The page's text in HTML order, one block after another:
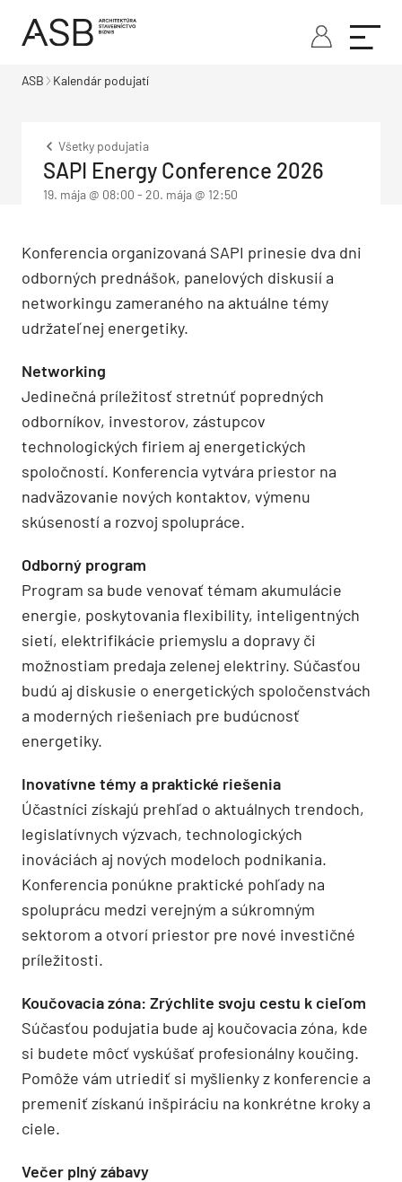
ASB Kalendár podujatí
Všetky podujatia
SAPI Energy Conference 2026
19. mája @ 08:00 - 20. mája @ 12:50
Konferencia organizovaná SAPI prinesie dva dni
odborných prednášok, panelových diskusií a
networkingu zameraného na aktuálne témy
udržateľnej energetiky.
Networking
Jedinečná príležitosť stretnúť popredných
odborníkov, investorov, zástupcov
technologických firiem aj energetických
spoločností. Konferencia vytvára priestor na
nadväzovanie nových kontaktov, výmenu
skúseností a rozvoj spolupráce.
Odborný program
Program sa bude venovať témam akumulácie
energie, poskytovania flexibility, inteligentných
sietí, elektrifikácie priemyslu a dopravy či
možnostiam predaja zelenej elektriny. Súčasťou
budú aj diskusie o energetických spoločenstvách
a moderných riešeniach pre budúcnosť
energetiky.
Inovatívne témy a praktické riešenia
Účastníci získajú prehľad o aktuálnych trendoch,
legislatívnych výzvach, technologických
inováciách aj nových modeloch podnikania.
Konferencia ponúkne praktické pohľady na
spoluprácu medzi verejným a súkromným
sektorom a otvorí priestor pre nové investičné
príležitosti.
Koučovacia zóna: Zrýchlite svoju cestu k cieľom
Súčasťou podujatia bude aj koučovacia zóna, kde
si budete môcť vyskúšať profesionálny koučing.
Pomôže vám utriediť si myšlienky z konferencie a
premeniť získanú inšpiráciu na konkrétne kroky a
ciele.
Večer plný zábavy